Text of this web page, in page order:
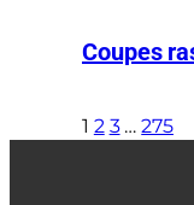
Coupes
1 2 3 … 275